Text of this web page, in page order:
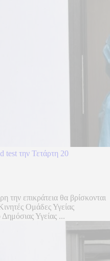
την Τετάρτη 20
την επικράτεια θα βρίσκονται
Ομάδες Υγείας
Υγείας ...